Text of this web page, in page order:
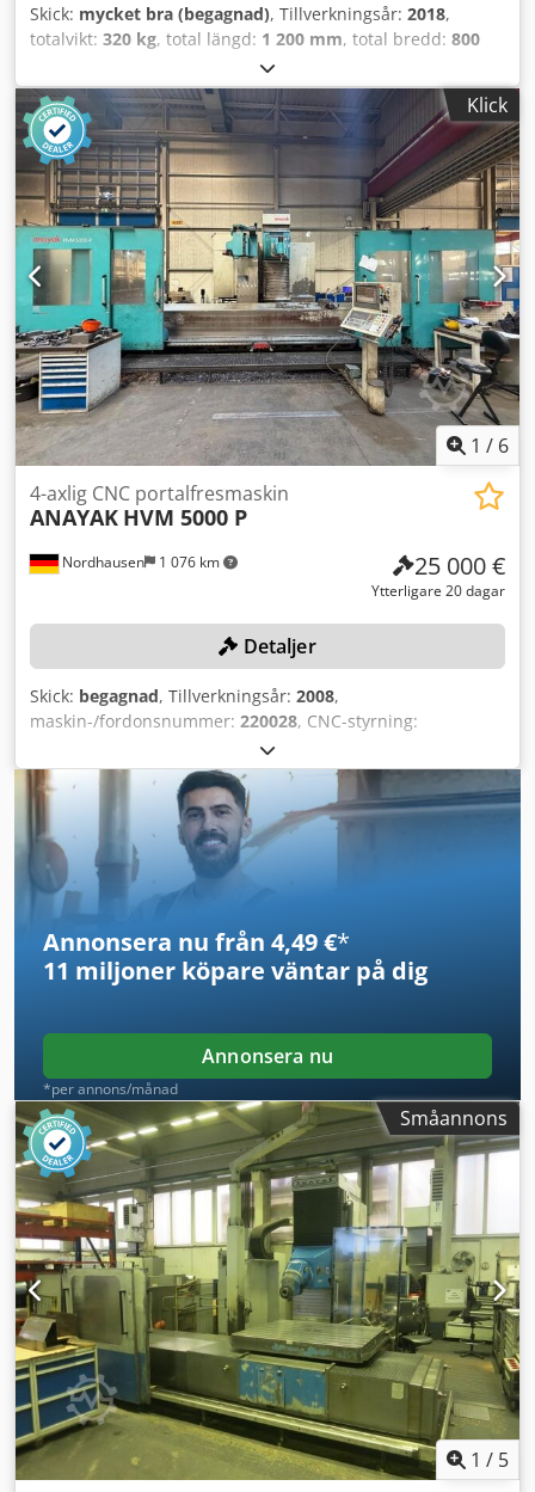
Skick: mycket bra (begagnad), Tillverkningsår: 2018,
totalvikt: 320 kg, total längd: 1 200 mm, total bredd: 800
, CNC-sängfräsmaskin Correa
Anayak - HVM BIRA MACH-ID 9374 Tillverkare: Correa
Anayak Typ: HVM BIRA Tillverkningsår: 2018
Spindelupptagning ISO 50 (DIN 69871-B) Dragbult enligt
DIN 69872-B Dragningskraft 1900 daN Cedpjzcpg Djfx Ag
Uoha Automatisk B-axel, indexering 1,0° Automatisk C-axel,
indexering 2,5° Effekt vid 60/100 % intermittens: 22/30 kW
Varvtalsområde: 60 – 3000 varv/min 2 varvtalssteg
Automatisk smörjning (luft-olja) Växellåda: ZykloPalloid,
Klingelnberg-system, HPG-5, kvalitetsklass 6 enligt DIN
3965 Längd: 1200 mm Bredd: 800 mm Höjd: 700 mm Vikt:
320 kg Observera: Informationen på denna sida har
sammanställts av oss efter bästa förmåga, och i den mån
det varit möjligt, från tillverkaren. Informationen lämnas i
god tro, men korrekthet kan inte garanteras. De utgör
således varken utfästelser eller avtalsvillkor. Vi
rekommenderar att alla viktiga detaljer kontrolleras.
Klick
1 / 6
Nordhausen 1 076 km
4-axlig CNC portalfresmaskin
ANAYAK HVM 5000 P
25 000 €
Ytterligare 20 dagar
Detaljer
Skick: begagnad, Tillverkningsår: 2008,
maskin-/fordonsnummer: 220028, CNC-styrning:
HEIDENHAIN iTNC 530, rörelseområde X-axeln 4300 mm, Y-
axeln 1500 mm, Z-axeln 1300 mm, bordsstorlek 4970 mm x
1200 mm, max. bordsbelastning 15 000 kg/m²,
verktygsfäste ISO 50, fleraxlig fräshuvud 45°,
vinkelpositionering automatiskt för axlarna B och A,
spindelmotoreffekt 22 kW, rotationslås hydrauliskt,
arbetsmatning 10 000 mm/min, snabbmatning 20 000
mm/min, med kylsystem, totalt antal spindeltimmar 25 496
timmar. Cjdpfx Agszn A U Ro Usha
Annonsera nu från 4,49 €*
11 miljoner köpare väntar på dig
Annonsera nu
*per annons/månad
Småannons
1 / 5